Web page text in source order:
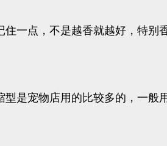
一点，不是越香就越好，特别
是宠物店用的比较多的，一般